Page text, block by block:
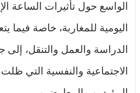
الواسع حول تأثيرات الساعة
اليومية للمغاربة، خاصة فيما
الدراسة والعمل والتنقل، إلى
الاجتماعية والنفسية التي